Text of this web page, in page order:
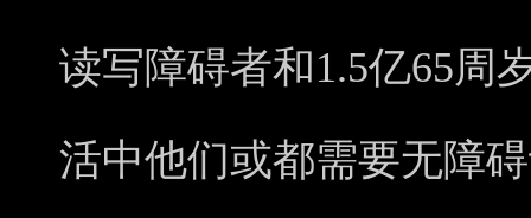
读写障碍者和1.5亿65周
活中他们或都需要无障